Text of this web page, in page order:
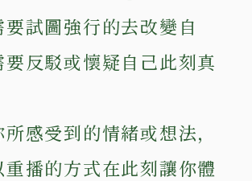
試圖強行的去改變自
要反駁或懷疑自己此刻真
感受到的情緒或想法，
重播的方式在此刻讓你體